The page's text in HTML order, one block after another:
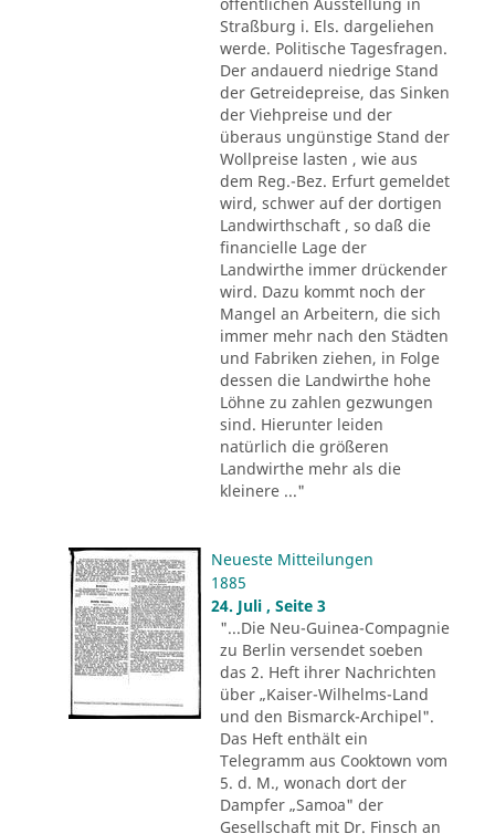
Straßburg i. Els. dargeliehen
werde. Politische Tagesfragen.
Der andauerd niedrige Stand
der Getreidepreise, das Sinken
der Viehpreise und der
überaus ungünstige Stand der
Wollpreise lasten , wie aus
dem Reg.-Bez. Erfurt gemeldet
wird, schwer auf der dortigen
Landwirthschaft , so daß die
financielle Lage der
Landwirthe immer drückender
wird. Dazu kommt noch der
Mangel an Arbeitern, die sich
immer mehr nach den Städten
und Fabriken ziehen, in Folge
dessen die Landwirthe hohe
Löhne zu zahlen gezwungen
sind. Hierunter leiden
natürlich die größeren
Landwirthe mehr als die
kleinere ..."
Neueste Mitteilungen
1885
24. Juli , Seite 3
"...Die Neu-Guinea-Compagnie
zu Berlin versendet soeben
das 2. Heft ihrer Nachrichten
über „Kaiser-Wilhelms-Land
und den Bismarck-Archipel".
Das Heft enthält ein
Telegramm aus Cooktown vom
5. d. M., wonach dort der
Dampfer „Samoa" der
Gesellschaft mit Dr. Finsch an